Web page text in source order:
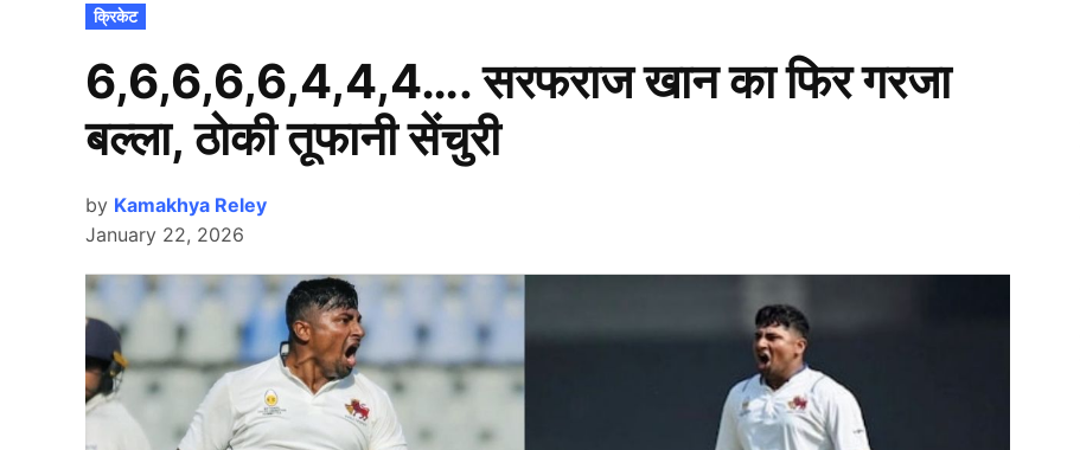
POSTED
IN
क्रिकेट
6,6,6,6,6,4,4,4…. सरफराज खान का फिर गरजा
बल्ला, ठोकी तूफानी सेंचुरी
by Kamakhya Reley
January 22, 2026